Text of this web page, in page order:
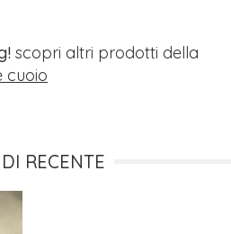
scopri altri prodotti della
cuoio
RECENTE